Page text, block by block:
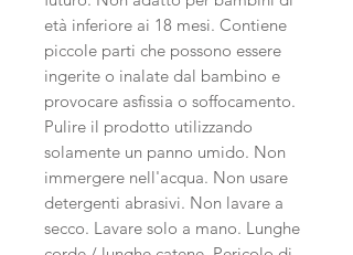
età inferiore ai 18 mesi. Contiene
piccole parti che possono essere
ingerite o inalate dal bambino e
provocare asfissia o soffocamento.
Pulire il prodotto utilizzando
solamente un panno umido. Non
immergere nell'acqua. Non usare
detergenti abrasivi. Non lavare a
secco. Lavare solo a mano. Lunghe